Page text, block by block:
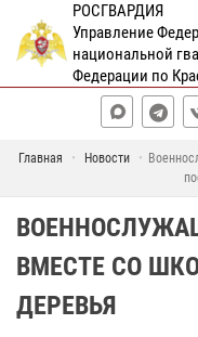
РОСГВАРДИЯ
Управление
национальной
Федерации по
Главная Новости
ВМЕСТЕ СО
ДЕРЕВЬЯ